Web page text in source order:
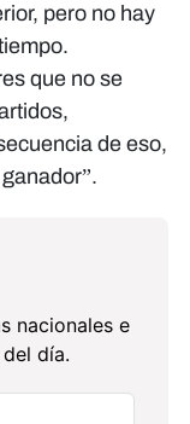
pero no hay
que no se
de eso,
nacionales e
día.